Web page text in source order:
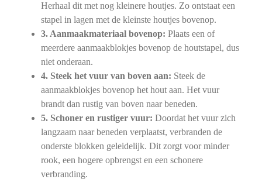
Herhaal dit met nog kleinere houtjes. Zo ontstaat een
stapel in lagen met de kleinste houtjes bovenop.
3. Aanmaakmateriaal bovenop: Plaats een of
meerdere aanmaakblokjes bovenop de houtstapel, dus
niet onderaan.
4. Steek het vuur van boven aan: Steek de
aanmaakblokjes bovenop het hout aan. Het vuur
brandt dan rustig van boven naar beneden.
5. Schoner en rustiger vuur: Doordat het vuur zich
langzaam naar beneden verplaatst, verbranden de
onderste blokken geleidelijk. Dit zorgt voor minder
rook, een hogere opbrengst en een schonere
verbranding.